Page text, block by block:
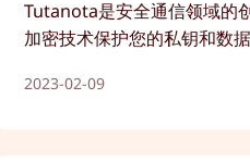
Tutanota是安全通信领域的
加密技术保护您的私钥和数据
2023-02-09